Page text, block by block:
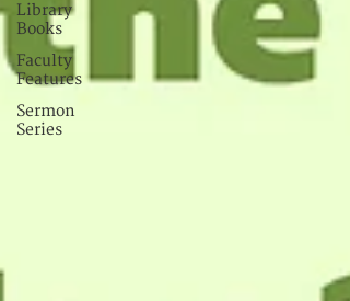
Library
Books
Faculty
Features
Sermon
Series